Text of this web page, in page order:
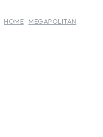
HOME MEGAPOLITAN